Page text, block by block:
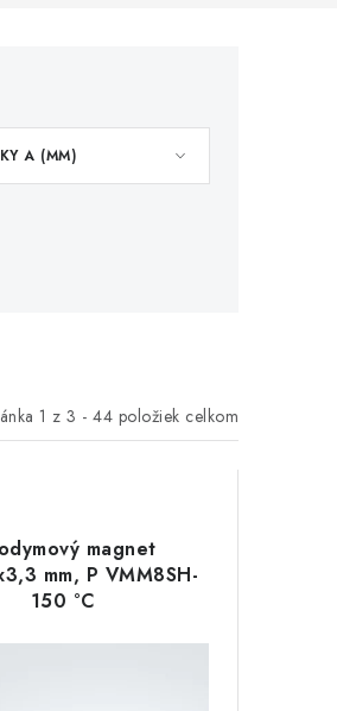
A (MM)
1 z 3 - 44 položiek celkom
magnet
mm, P VMM8SH-
150 °C